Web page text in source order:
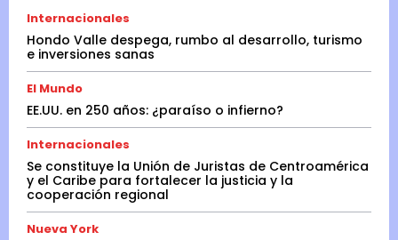
Internacionales
Hondo Valle despega, rumbo al desarrollo, turismo
e inversiones sanas
El Mundo
EE.UU. en 250 años: ¿paraíso o infierno?
Internacionales
Se constituye la Unión de Juristas de Centroamérica
y el Caribe para fortalecer la justicia y la
cooperación regional
Nueva York